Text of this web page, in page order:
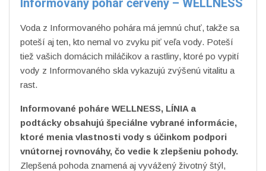
Voda z Informovaného pohára má jemnú chuť, takže sa
poteší aj ten, kto nemal vo zvyku piť veľa vody. Poteší
tiež vašich domácich miláčikov a rastliny, ktoré po vypití
vody z Informovaného skla vykazujú zvýšenú vitalitu a
rast.
Informované poháre WELLNESS, LÍNIA a
podtácky obsahujú špeciálne vybrané informácie,
ktoré menia vlastnosti vody s účinkom podpori
vnútornej rovnováhy, čo vedie k zlepšeniu pohody.
Zlepšená pohoda znamená aj vyvážený životný štýl,